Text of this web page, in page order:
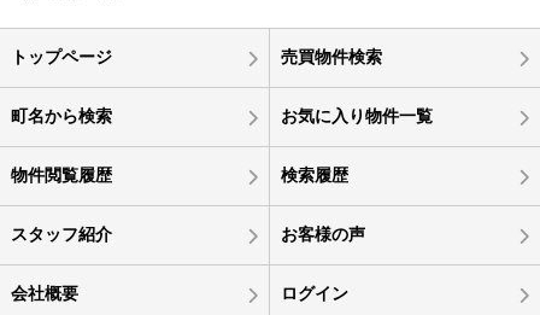
トップページ 売買物件検索
町名から検索 お気に入り物件一覧
物件閲覧履歴 検索履歴
スタッフ紹介 お客様の声
会社概要 ログイン